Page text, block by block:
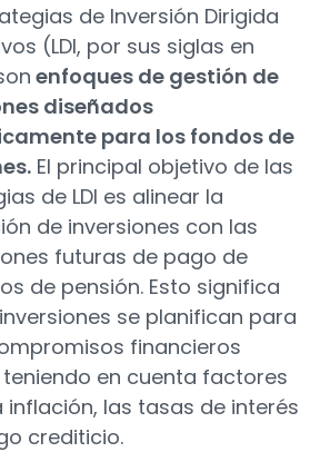
de Inversión Dirigida
(LDI, por sus siglas en
enfoques de gestión de
diseñados
para los fondos de
El principal objetivo de las
de LDI es alinear la
de inversiones con las
futuras de pago de
de pensión. Esto significa
se planifican para
financieros
en cuenta factores
inflación, las tasas de interés
crediticio.